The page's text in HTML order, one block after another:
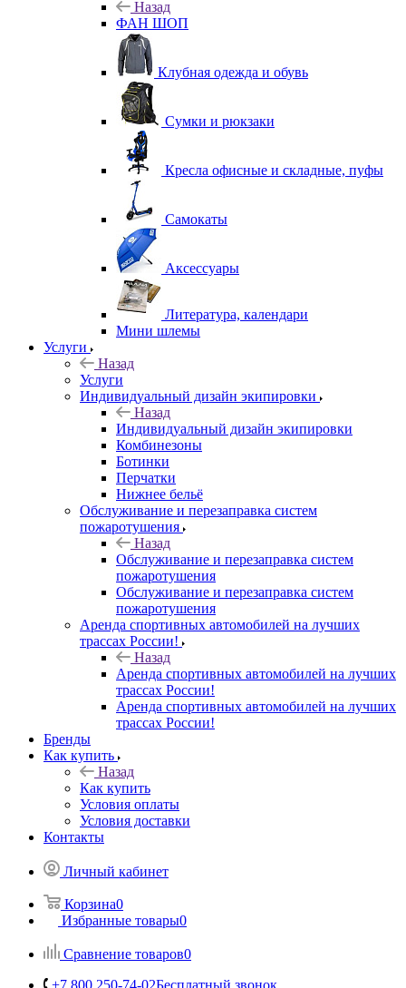
Назад
ФАН ШОП
Клубная одежда и обувь
Сумки и рюкзаки
Кресла офисные и складные, пуфы
Самокаты
Аксессуары
Литература, календари
Мини шлемы
Услуги
Назад
Услуги
Индивидуальный дизайн экипировки
Назад
Индивидуальный дизайн экипировки
Комбинезоны
Ботинки
Перчатки
Нижнее бельё
Обслуживание и перезаправка систем
пожаротушения
Назад
Обслуживание и перезаправка систем
пожаротушения
Обслуживание и перезаправка систем
пожаротушения
Аренда спортивных автомобилей на лучших
трассах России!
Назад
Аренда спортивных автомобилей на лучших
трассах России!
Аренда спортивных автомобилей на лучших
трассах России!
Бренды
Как купить
Назад
Как купить
Условия оплаты
Условия доставки
Контакты
Личный кабинет
Корзина0
Избранные товары0
Сравнение товаров0
+7 800 250-74-02Бесплатный звонок